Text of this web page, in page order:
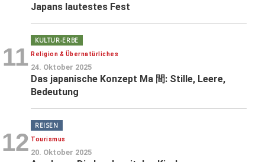
Japans lautestes Fest
11
KULTUR-ERBE
Religion & Übernatürliches
24. Oktober 2025
Das japanische Konzept Ma 間: Stille, Leere,
Bedeutung
12
REISEN
Tourismus
20. Oktober 2025